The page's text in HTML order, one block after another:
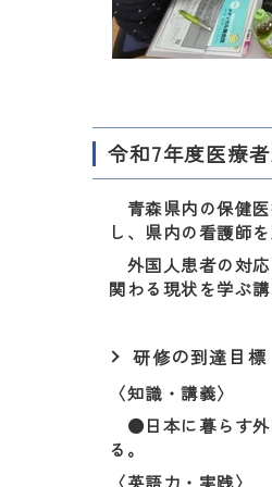
令和7年度医療
青森県内の保健
し、県内の看護師
外国人患者の対
関わる現状を学ぶ
研修の到達目標
〈知識・講義〉
●日本に暮らす外
る。
〈英語力・実践〉